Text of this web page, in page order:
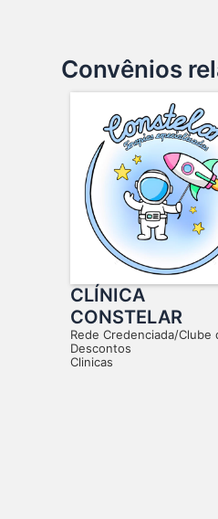
Convênios
CLÍNICA
CONSTELAR
Rede Credenciada/Clube
Descontos
Clinicas